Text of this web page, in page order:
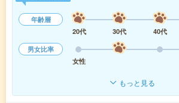
年齢層
20代
30代 40代
男女比率
女性
もっと見る